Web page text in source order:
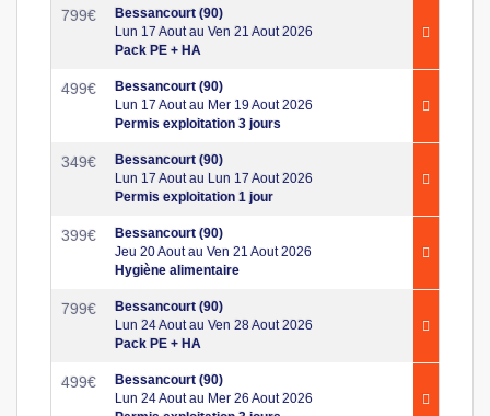
799€
Bessancourt (90)
Lun 17 Aout au Ven 21 Aout 2026
Pack PE + HA
499€
Bessancourt (90)
Lun 17 Aout au Mer 19 Aout 2026
Permis exploitation 3 jours
349€
Bessancourt (90)
Lun 17 Aout au Lun 17 Aout 2026
Permis exploitation 1 jour
399€
Bessancourt (90)
Jeu 20 Aout au Ven 21 Aout 2026
Hygiène alimentaire
799€
Bessancourt (90)
Lun 24 Aout au Ven 28 Aout 2026
Pack PE + HA
499€
Bessancourt (90)
Lun 24 Aout au Mer 26 Aout 2026